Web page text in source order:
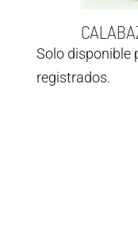
Solo disponible
registrados.